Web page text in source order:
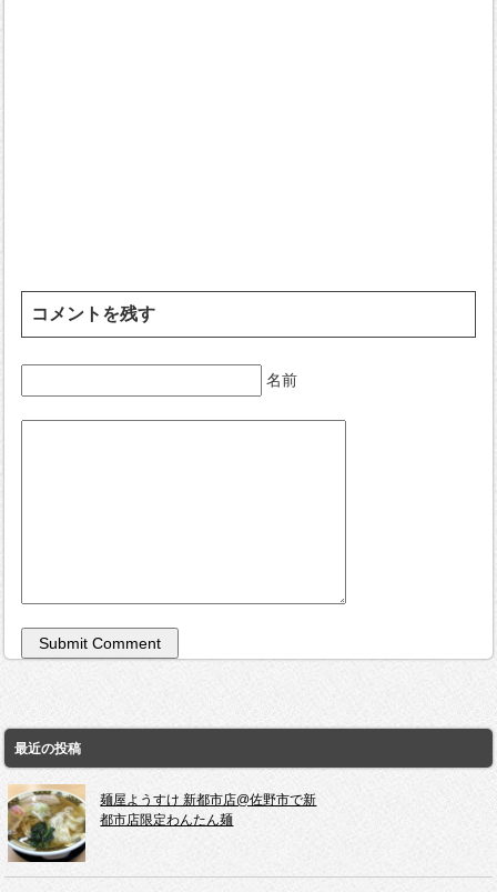
コメントを残す
名前
最近の投稿
麺屋ようすけ 新都市店@佐野市で新
都市店限定わんたん麺